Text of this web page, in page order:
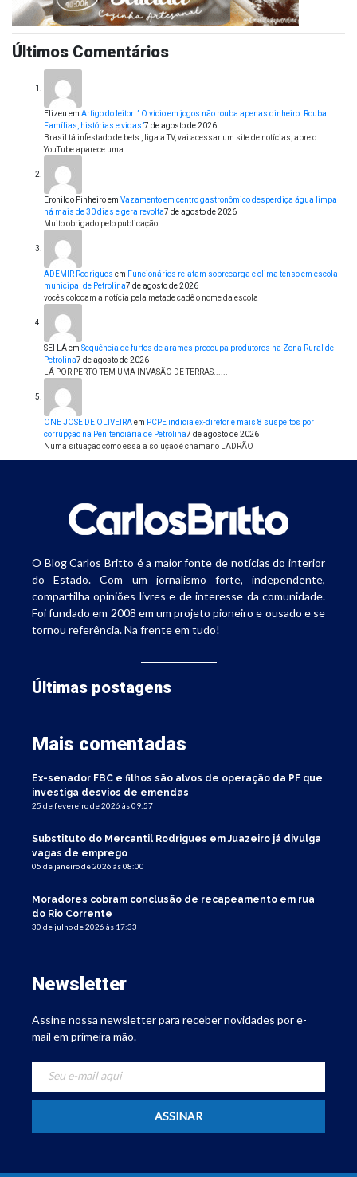
Últimos Comentários
Elizeu em Artigo do leitor: ” O vício em jogos não rouba apenas dinheiro. Rouba
Famílias, histórias e vidas”7 de agosto de 2026
Brasil tá infestado de bets , liga a TV, vai acessar um site de notícias, abre o
YouTube aparece uma…
Eronildo Pinheiroem Vazamento em centro gastronômico desperdiça água limpa
há mais de 30 dias e gera revolta7 de agosto de 2026
Muito obrigado pelo publicação.
ADEMIR Rodrigues em Funcionários relatam sobrecarga e clima tenso em escola
municipal de Petrolina7 de agosto de 2026
vocês colocam a notícia pela metade cadê o nome da escola
SEI LÁem Sequência de furtos de arames preocupa produtores na Zona Rural de
Petrolina7 de agosto de 2026
LÁ POR PERTO TEM UMA INVASÃO DE TERRAS......
ONE JOSE DE OLIVEIRAem PCPE indicia ex-diretor e mais 8 suspeitos por
corrupção na Penitenciária de Petrolina7 de agosto de 2026
Numa situação como essa a solução é chamar o LADRÃO
O Blog Carlos Britto é a maior fonte de notícias do interior
do Estado. Com um jornalismo forte, independente,
compartilha opiniões livres e de interesse da comunidade.
Foi fundado em 2008 em um projeto pioneiro e ousado e se
tornou referência. Na frente em tudo!
Últimas postagens
Mais comentadas
Ex-senador FBC e filhos são alvos de operação da PF que
investiga desvios de emendas
25 de fevereiro de 2026 às 09:57
Substituto do Mercantil Rodrigues em Juazeiro já divulga
vagas de emprego
05 de janeiro de 2026 às 08:00
Moradores cobram conclusão de recapeamento em rua
do Rio Corrente
30 de julho de 2026 às 17:33
Newsletter
Assine nossa newsletter para receber novidades por e-
mail em primeira mão.